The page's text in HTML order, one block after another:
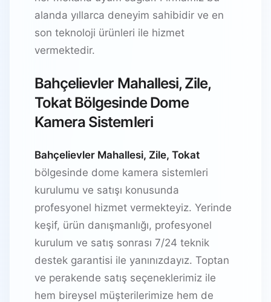
alanda yıllarca deneyim sahibidir ve en
son teknoloji ürünleri ile hizmet
vermektedir.
Bahçelievler Mahallesi, Zile,
Tokat Bölgesinde Dome
Kamera Sistemleri
Bahçelievler Mahallesi, Zile, Tokat
bölgesinde dome kamera sistemleri
kurulumu ve satışı konusunda
profesyonel hizmet vermekteyiz. Yerinde
keşif, ürün danışmanlığı, profesyonel
kurulum ve satış sonrası 7/24 teknik
destek garantisi ile yanınızdayız. Toptan
ve perakende satış seçeneklerimiz ile
hem bireysel müşterilerimize hem de